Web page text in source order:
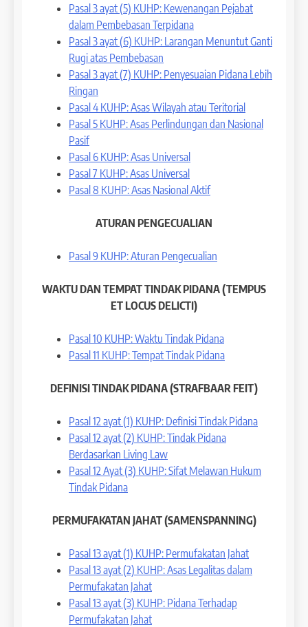
Pasal 3 ayat (5) KUHP: Kewenangan Pejabat
dalam Pembebasan Terpidana
Pasal 3 ayat (6) KUHP: Larangan Menuntut Ganti
Rugi atas Pembebasan
Pasal 3 ayat (7) KUHP: Penyesuaian Pidana Lebih
Ringan
Pasal 4 KUHP: Asas Wilayah atau Teritorial
Pasal 5 KUHP: Asas Perlindungan dan Nasional
Pasif
Pasal 6 KUHP: Asas Universal
Pasal 7 KUHP: Asas Universal
Pasal 8 KUHP: Asas Nasional Aktif
ATURAN PENGECUALIAN
Pasal 9 KUHP: Aturan Pengecualian
WAKTU DAN TEMPAT TINDAK PIDANA (TEMPUS
ET LOCUS DELICTI)
Pasal 10 KUHP: Waktu Tindak Pidana
Pasal 11 KUHP: Tempat Tindak Pidana
DEFINISI TINDAK PIDANA (STRAFBAAR FEIT)
Pasal 12 ayat (1) KUHP: Definisi Tindak Pidana
Pasal 12 ayat (2) KUHP: Tindak Pidana
Berdasarkan Living Law
Pasal 12 Ayat (3) KUHP: Sifat Melawan Hukum
Tindak Pidana
PERMUFAKATAN JAHAT (SAMENSPANNING)
Pasal 13 ayat (1) KUHP: Permufakatan Jahat
Pasal 13 ayat (2) KUHP: Asas Legalitas dalam
Permufakatan Jahat
Pasal 13 ayat (3) KUHP: Pidana Terhadap
Permufakatan Jahat